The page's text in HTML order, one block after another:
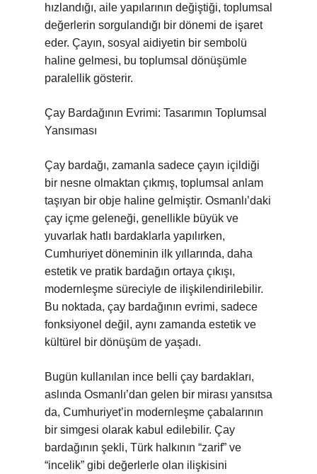
hızlandığı, aile yapılarının değiştiği, toplumsal
değerlerin sorgulandığı bir dönemi de işaret
eder. Çayın, sosyal aidiyetin bir sembolü
haline gelmesi, bu toplumsal dönüşümle
paralellik gösterir.
Çay Bardağının Evrimi: Tasarımın Toplumsal
Yansıması
Çay bardağı, zamanla sadece çayın içildiği
bir nesne olmaktan çıkmış, toplumsal anlam
taşıyan bir obje haline gelmiştir. Osmanlı’daki
çay içme geleneği, genellikle büyük ve
yuvarlak hatlı bardaklarla yapılırken,
Cumhuriyet döneminin ilk yıllarında, daha
estetik ve pratik bardağın ortaya çıkışı,
modernleşme süreciyle de ilişkilendirilebilir.
Bu noktada, çay bardağının evrimi, sadece
fonksiyonel değil, aynı zamanda estetik ve
kültürel bir dönüşüm de yaşadı.
Bugün kullanılan ince belli çay bardakları,
aslında Osmanlı’dan gelen bir mirası yansıtsa
da, Cumhuriyet’in modernleşme çabalarının
bir simgesi olarak kabul edilebilir. Çay
bardağının şekli, Türk halkının “zarif” ve
“incelik” gibi değerlerle olan ilişkisini